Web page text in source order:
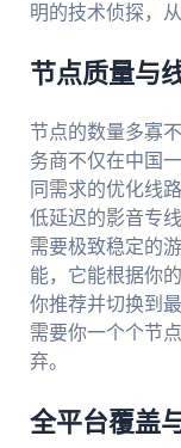
明的技术侦探，
节点质量与
节点的数量多寡
务商不仅在中国
同需求的优化线
低延迟的影音专
需要极致稳定的
能，它能根据你
你推荐并切换到
需要你一个个节
弃。
全平台覆盖